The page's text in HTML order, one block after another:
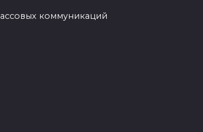
коммуникаций